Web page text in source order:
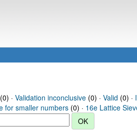
(0) · Validation inconclusive(0) · Valid (0) ·
for smaller numbers (0) · 16e Lattice